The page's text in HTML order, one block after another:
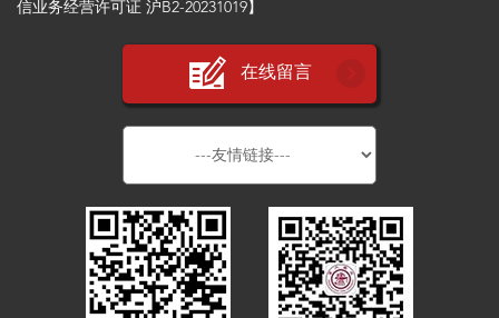
信业务经营许可证 沪B2-20231019】
在线留言